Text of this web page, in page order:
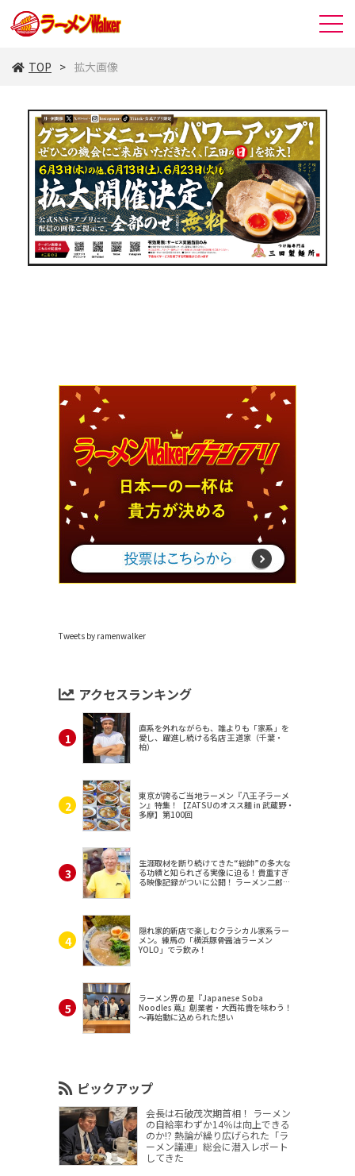
TOP 拡大画像
Tweets by ramenwalker
アクセスランキング
直系を外れながらも、誰よりも「家系」を
愛し、躍進し続ける名店 王道家（千葉・
柏）
東京が誇るご当地ラーメン『八王子ラーメ
ン』特集！【ZATSUのオスス麺 in 武蔵野・
多摩】第100回
生涯取材を断り続けてきた“総帥”の多大な
る功績と知られざる実像に迫る！貴重すぎ
る映像記録がついに公開！ ラーメン二郎
隠れ家的新店で楽しむクラシカル家系ラー
メン。練馬の「横浜豚骨醤油ラーメン
YOLO」でラ飲み！
ラーメン界の星『Japanese Soba
Noodles 蔦』創業者・大西祐貴を味わう！
～再始動に込められた想い
ピックアップ
会長は石破茂次期首相！ ラーメン
の自給率わずか14％は向上できる
のか!? 熱論が繰り広げられた「ラ
ーメン議連」総会に潜入レポート
してきた